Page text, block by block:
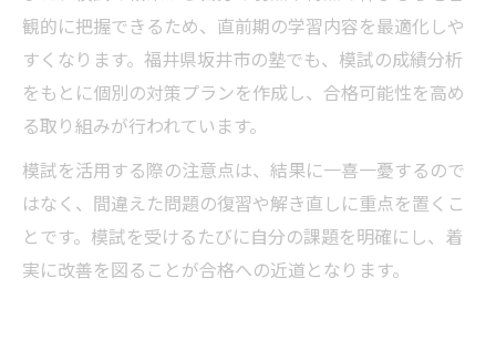
観的に把握できるため、直前期の学習内容を最適化しや
すくなります。福井県坂井市の塾でも、模試の成績分析
をもとに個別の対策プランを作成し、合格可能性を高め
る取り組みが行われています。
模試を活用する際の注意点は、結果に一喜一憂するので
はなく、間違えた問題の復習や解き直しに重点を置くこ
とです。模試を受けるたびに自分の課題を明確にし、着
実に改善を図ることが合格への近道となります。